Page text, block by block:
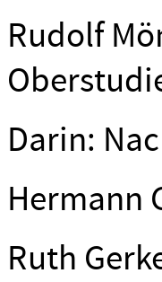
Rudolf
Darin:
Hermann
Ruth